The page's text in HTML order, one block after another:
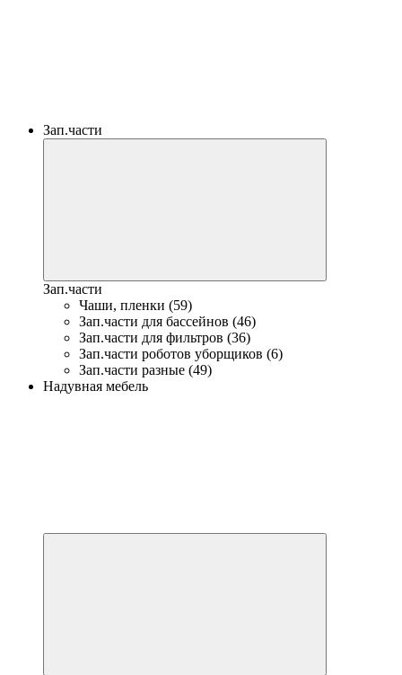
Зап.части
Зап.части
Чаши, пленки (59)
Зап.части для бассейнов (46)
Зап.части для фильтров (36)
Зап.части роботов уборщиков (6)
Зап.части разные (49)
Надувная мебель